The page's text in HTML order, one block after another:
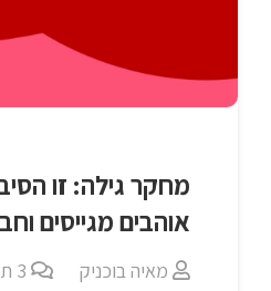
מחקר גילה: זו
אוהבים מגייסים
מאיה בוכניק 3